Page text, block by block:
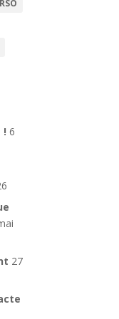
RSO
! 6
27